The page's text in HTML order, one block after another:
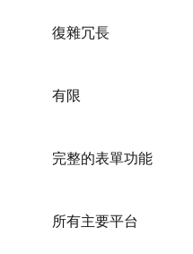
復雜冗長
有限
完整的表單功能
所有主要平台